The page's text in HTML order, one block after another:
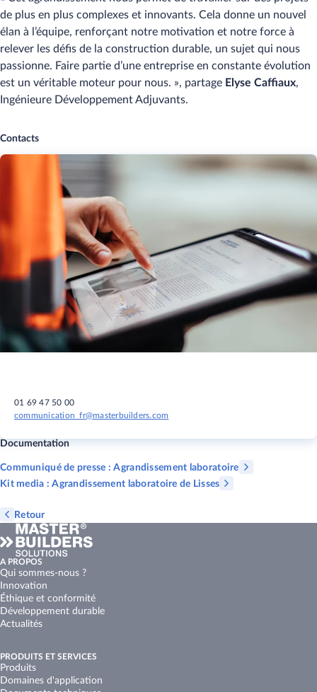
de plus en plus complexes et innovants. Cela donne un nouvel
élan à l’équipe, renforçant notre motivation et notre force à
relever les défis de la construction durable, un sujet qui nous
passionne. Faire partie d’une entreprise en constante évolution
est un véritable moteur pour nous. », partage Elyse Caffiaux,
Ingénieure Développement Adjuvants.
Contacts
01 69 47 50 00
communication_fr@masterbuilders.com
Documentation
Communiqué de presse : Agrandissement laboratoire
Kit media : Agrandissement laboratoire de Lisses
Retour
A PROPOS
Qui sommes-nous ?
Innovation
Éthique et conformité
Développement durable
Actualités
PRODUITS ET SERVICES
Produits
Domaines d'application